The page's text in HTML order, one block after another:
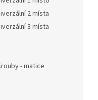
2 místa
3 místa
- matice